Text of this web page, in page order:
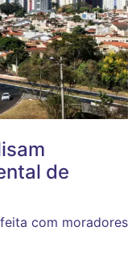
de
com moradores